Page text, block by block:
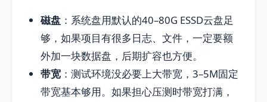
磁盘 ：系统盘用默认的40–80G ESSD云盘足
够，如果项目有很多日志、文件，一定要额
外加一块数据盘，后期扩容也方便。
带宽 ：测试环境没必要上大带宽，3–5M固定
带宽基本够用。如果担心压测时带宽打满，